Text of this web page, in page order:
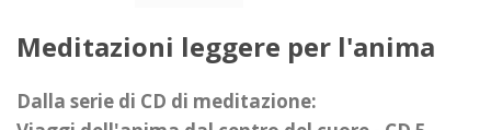
Meditazioni leggere per l'anima
Dalla serie di CD di meditazione: